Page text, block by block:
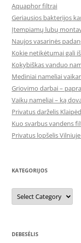
Aquaphor filtrai
Geriausios bakterijos
Įtempiamų lubų
Naujos vasarinės
Kokie netikėtumai gali
Kokybiškas vanduo
Mediniai nameliai
Griovimo darbai –
Vaikų nameliai – ką
Privatus darželis
Kuo svarbus vandens
Privatus lopšelis
KATEGORIJOS
Kategorijos
DEBESĖLIS